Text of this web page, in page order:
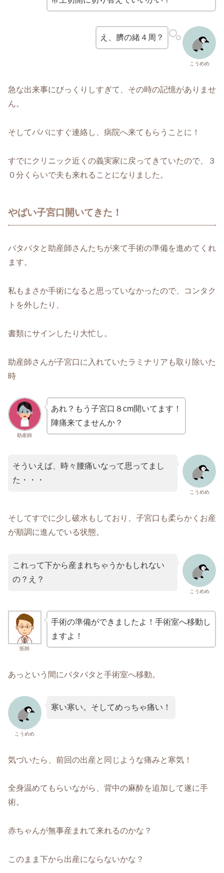
こうめめ
え、臍の緒４周？
急な出来事にびっくりしすぎて、その時の記憶がありませ
ん。
そしてパパにすぐ連絡し、病院へ来てもらうことに！
すでにクリニック近くの義実家に戻ってきていたので、３
０分くらいで夫も来れることになりました。
やばい子宮口開いてきた！
バタバタと助産師さんたちが来て手術の準備を進めてくれ
ます。
私もまさか手術になると思っていなかったので、コンタク
トを外したり、
書類にサインしたり大忙し。
助産師さんが子宮口に入れていたラミナリアも取り除いた
時
助産師
あれ？もう子宮口８cm開いてます！
陣痛来てませんか？
こうめめ
そういえば、時々腰痛いなって思ってまし
た・・・
そしてすでに少し破水もしており、子宮口も柔らかくお産
が順調に進んでいる状態。
こうめめ
これって下から産まれちゃうかもしれない
の？え？
医師
手術の準備ができましたよ！手術室へ移動し
ますよ！
あっという間にバタバタと手術室へ移動。
こうめめ
寒い寒い。そしてめっちゃ痛い！
気づいたら、前回の出産と同じような痛みと寒気！
全身温めてもらいながら、背中の麻酔を追加して遂に手
術。
赤ちゃんが無事産まれて来れるのかな？
このまま下から出産にならないかな？